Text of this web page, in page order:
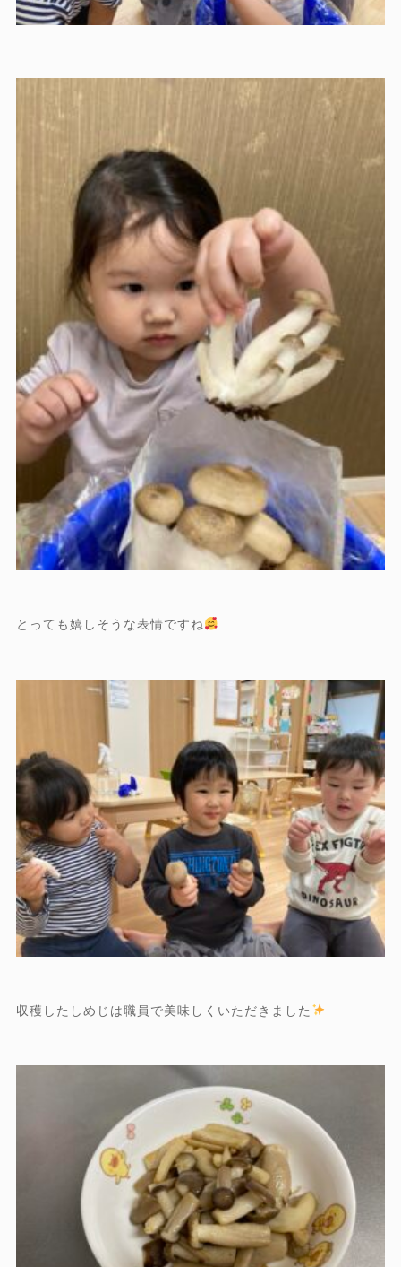
とっても嬉しそうな表情ですね
収穫したしめじは職員で美味しくいただきました